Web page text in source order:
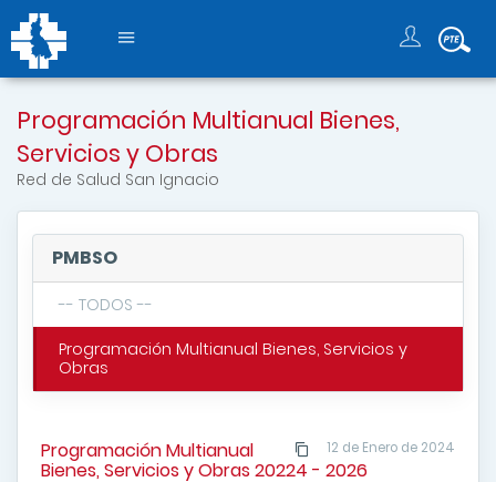
Programación Multianual Bienes,
Servicios y Obras
Red de Salud San Ignacio
PMBSO
-- TODOS --
Programación Multianual Bienes, Servicios y
Obras
12 de Enero de 2024
Programación Multianual
Bienes, Servicios y Obras 20224 - 2026